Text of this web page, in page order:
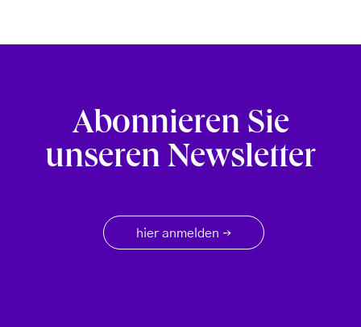
Abonnieren Sie
unseren Newsletter
hier anmelden →